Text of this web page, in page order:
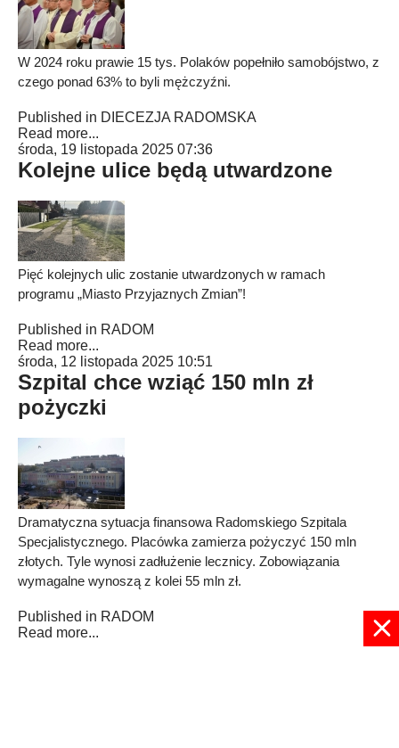
W 2024 roku prawie 15 tys. Polaków popełniło samobójstwo, z
czego ponad 63% to byli mężczyźni.
Published in DIECEZJA RADOMSKA
Read more...
środa, 19 listopada 2025 07:36
Kolejne ulice będą utwardzone
Pięć kolejnych ulic zostanie utwardzonych w ramach
programu „Miasto Przyjaznych Zmian”!
Published in RADOM
Read more...
środa, 12 listopada 2025 10:51
Szpital chce wziąć 150 mln zł
pożyczki
Dramatyczna sytuacja finansowa Radomskiego Szpitala
Specjalistycznego. Placówka zamierza pożyczyć 150 mln
złotych. Tyle wynosi zadłużenie lecznicy. Zobowiązania
wymagalne wynoszą z kolei 55 mln zł.
Published in RADOM
Read more...